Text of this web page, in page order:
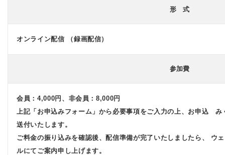
形 式
オンライン配信 （録画配信）
参加費
会員：4,000円、非会員：8,000円
上記「お申込みフォーム」から必要事項をご入力の上、お申込 み
送付いたします。
ご料金の振り込みを確認後、配信準備が完了いたしましたら、 ウ
ルにてご案内申し上げます。